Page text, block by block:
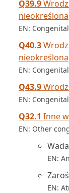
Q39.9
nieokreślona
EN:
Q40.3
nieokreślona
EN:
Q43.9
EN:
Q32.1 Inne
EN: Other
EN:
EN: